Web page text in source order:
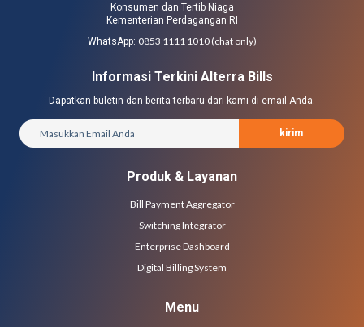
Konsumen dan Tertib Niaga
Kementerian Perdagangan RI
WhatsApp: 0853 1111 1010 (chat only)
Informasi Terkini Alterra Bills
Dapatkan buletin dan berita terbaru dari kami di email Anda.
kirim
Produk & Layanan
Bill Payment Aggregator
Switching Integrator
Enterprise Dashboard
Digital Billing System
Menu